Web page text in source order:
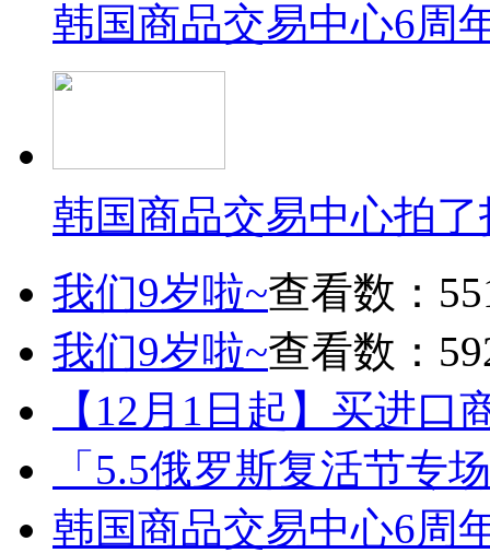
韩国商品交易中心6周
韩国商品交易中心拍
我们9岁啦~查看数：
我们9岁啦~查看数：
【12月1日起】买进口
「5.5俄罗斯复活节专
韩国商品交易中心6周